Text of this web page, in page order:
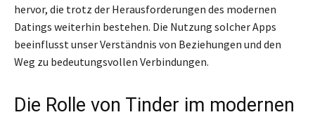
hervor, die trotz der Herausforderungen des modernen
Datings weiterhin bestehen. Die Nutzung solcher Apps
beeinflusst unser Verständnis von Beziehungen und den
Weg zu bedeutungsvollen Verbindungen.
Die Rolle von Tinder im modernen